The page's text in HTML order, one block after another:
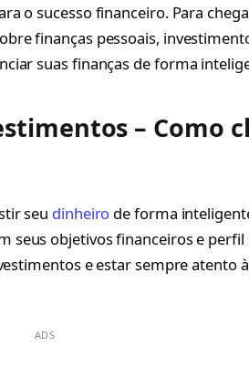
o sucesso financeiro. Para
finanças pessoais,
suas finanças de forma
– Como
seu dinheiro de forma
seus objetivos financeiros e perfil
e estar sempre atento
ADS